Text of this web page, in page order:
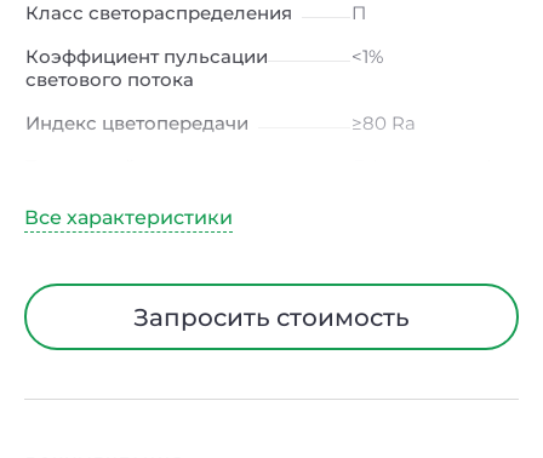
Класс светораспределения
П
Коэффициент пульсации
светового потока
<1%
Индекс цветопередачи
≥80 Ra
Климатическое исполнение
Тип рассеивателя
Опал
Блок аварийного питания
Нет
Запросить стоимость